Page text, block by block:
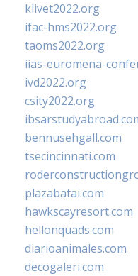
klivet2022.org
ifac-hms2022.org
taoms2022.org
iias-euromena-
ivd2022.org
csity2022.org
bennusehgall.com
tsecincinnati.com
plazabatai.com
hawkscayresort.com
hellonquads.com
diarioanimales.com
decogaleri.com